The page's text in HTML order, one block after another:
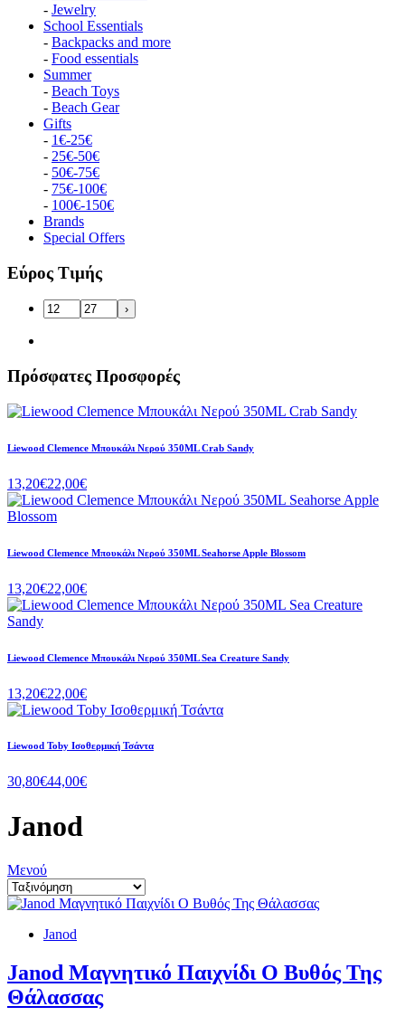
- Jewelry
School Essentials
- Backpacks and more
- Food essentials
Summer
- Beach Toys
- Beach Gear
Gifts
- 1€-25€
- 25€-50€
- 50€-75€
- 75€-100€
- 100€-150€
Brands
Special Offers
Εύρος Τιμής
›
Πρόσφατες Προσφορές
Liewood Clemence Μπουκάλι Νερού 350ML Crab Sandy
13,20€22,00€
Liewood Clemence Μπουκάλι Νερού 350ML Seahorse Apple Blossom
13,20€22,00€
Liewood Clemence Μπουκάλι Νερού 350ML Sea Creature Sandy
13,20€22,00€
Liewood Toby Ισοθερμική Τσάντα
30,80€44,00€
Janod
Μενού
Janod
Janod Μαγνητικό Παιχνίδι Ο Βυθός Της
Θάλασσας